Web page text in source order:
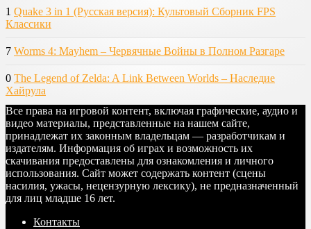
1 Quake 3 in 1 (Русская версия): Культовый Сборник FPS
Классики
7 Worms 4: Mayhem – Червячные Войны в Полном Разгаре
0 The Legend of Zelda: A Link Between Worlds – Наследие
Хайрула
Все права на игровой контент, включая графические, аудио и
видео материалы, представленные на нашем сайте,
принадлежат их законным владельцам — разработчикам и
издателям. Информация об играх и возможность их
скачивания предоставлены для ознакомления и личного
использования. Сайт может содержать контент (сцены
насилия, ужасы, нецензурную лексику), не предназначенный
для лиц младше 16 лет.
Контакты